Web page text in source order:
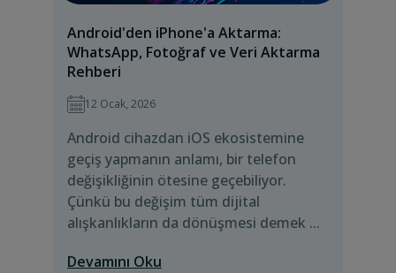
Android'den iPhone'a Aktarma:
WhatsApp, Fotoğraf ve Veri Aktarma
Rehberi
12 Ocak, 2026
Android cihazdan iOS ekosistemine
geçiş yapmanın anlamı, bir telefon
değişikliğinin ötesine geçebiliyor.
Çünkü bu değişim tüm dijital
alışkanlıkların da dönüşmesi demek ...
Devamını Oku